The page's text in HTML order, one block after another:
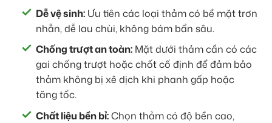
Dễ vệ sinh: Ưu tiên các loại thảm có bề mặt trơn
nhẵn, dễ lau chùi, không bám bẩn sâu.
Chống trượt an toàn: Mặt dưới thảm cần có các
gai chống trượt hoặc chốt cố định để đảm bảo
thảm không bị xê dịch khi phanh gấp hoặc
tăng tốc.
Chất liệu bền bỉ:Chọn thảm có độ bền cao,